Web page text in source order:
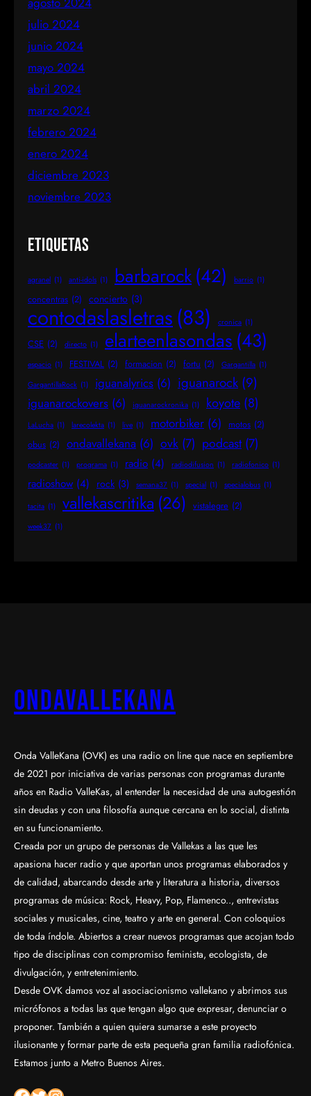
julio 2024
junio 2024
mayo 2024
abril 2024
marzo 2024
febrero 2024
enero 2024
diciembre 2023
noviembre 2023
Etiquetas
agranel (1) anti-idols (1) barbarock(42) barrio (1)
concentras (2) concierto (3)
contodaslasletras(83) cronica (1)
CSE (2) directo (1) elarteenlasondas (43)
espacio (1) FESTIVAL (2) formacion (2) fortu (2) Gargantilla (1)
GargantillaRock (1) iguanalyrics (6) iguanarock (9)
iguanarockovers (6) iguanarockronika (1) koyote (8)
LaLucha (1) larecolekta (1) live (1) motorbiker (6) motos (2)
obus (2) ondavallekana (6) ovk (7) podcast (7)
podcaster (1) programa (1) radio (4) radiodifusion (1) radiofonico (1)
radioshow (4) rock (3) semana37 (1) special (1) specialobus (1)
tacita (1) vallekascritika (26) vistalegre (2)
week37 (1)
OndaValleKana
Onda ValleKana (OVK) es una radio on line que nace en septiembre
de 2021 por iniciativa de varias personas con programas durante
años en Radio ValleKas, al entender la necesidad de una autogestión
sin deudas y con una filosofía aunque cercana en lo social, distinta
en su funcionamiento.
Creada por un grupo de personas de Vallekas a las que les
apasiona hacer radio y que aportan unos programas elaborados y
de calidad, abarcando desde arte y literatura a historia, diversos
programas de música: Rock, Heavy, Pop, Flamenco.., entrevistas
sociales y musicales, cine, teatro y arte en general. Con coloquios
de toda índole. Abiertos a crear nuevos programas que acojan todo
tipo de disciplinas con compromiso feminista, ecologista, de
divulgación, y entretenimiento.
Desde OVK damos voz al asociacionismo vallekano y abrimos sus
micrófonos a todas las que tengan algo que expresar, denunciar o
proponer. También a quien quiera sumarse a este proyecto
ilusionante y formar parte de esta pequeña gran familia radiofónica.
Estamos junto a Metro Buenos Aires.